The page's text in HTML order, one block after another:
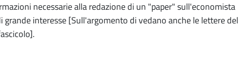
necessarie alla redazione di un "paper" sull'economista
interesse [Sull'argomento di vedano anche le lettere del